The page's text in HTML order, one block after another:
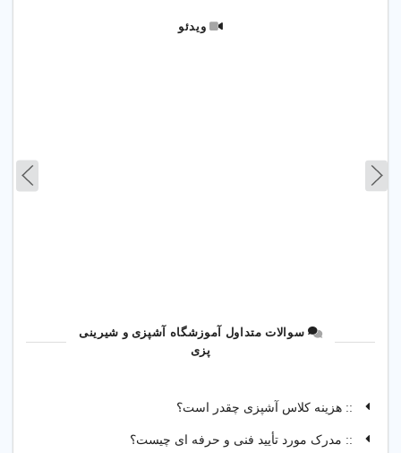
ویدئو
سوالات متداول آموزشگاه آشپزی و شیرینی
پزی
:: هزینه کلاس آشپزی چقدر است؟
:: مدرک مورد تأیید فنی و حرفه ای چیست؟